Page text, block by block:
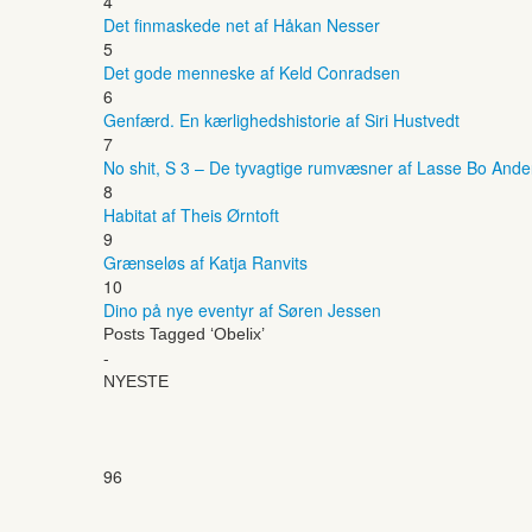
Det finmaskede net af Håkan Nesser
5
Det gode menneske af Keld Conradsen
6
Genfærd. En kærlighedshistorie af Siri Hustvedt
7
No shit, S 3 – De tyvagtige rumvæsner af Lasse Bo
8
Habitat af Theis Ørntoft
9
Grænseløs af Katja Ranvits
10
Dino på nye eventyr af Søren Jessen
Posts Tagged ‘Obelix’
-
NYESTE
96